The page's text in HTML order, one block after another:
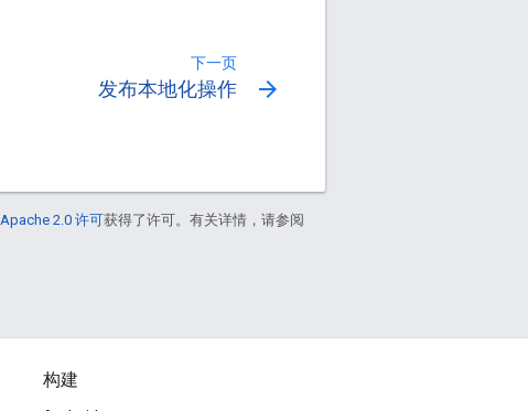
下一页
发布本地化操作 arrow_forward
Apache 2.0 许可获得了许可。有关详情，请参阅
构建